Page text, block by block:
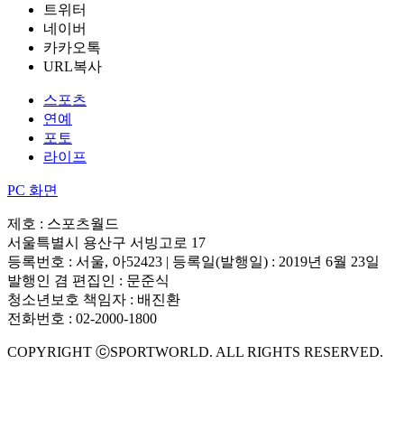
트위터
네이버
카카오톡
URL복사
스포츠
연예
포토
라이프
PC 화면
제호 : 스포츠월드
서울특별시 용산구 서빙고로 17
등록번호 : 서울, 아52423 | 등록일(발행일) : 2019년 6월 23일
발행인 겸 편집인 : 문준식
청소년보호 책임자 : 배진환
전화번호 : 02-2000-1800
COPYRIGHT ⓒSPORTWORLD. ALL RIGHTS RESERVED.